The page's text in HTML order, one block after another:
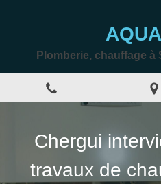
Plomberie, chauffage
Chergui
travaux de